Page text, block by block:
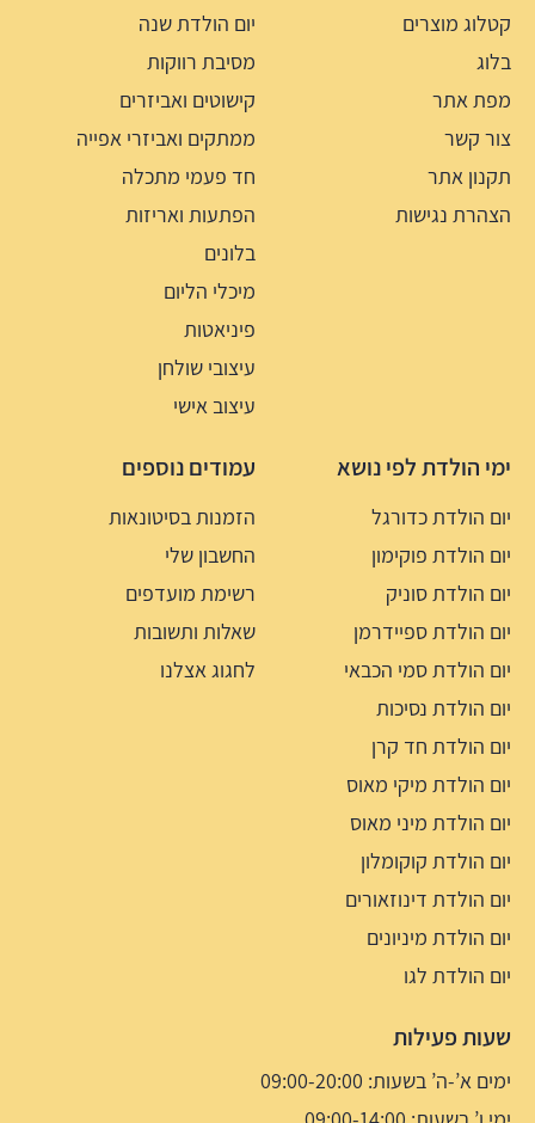
קטלוג מוצרים
בלוג
מפת אתר
צור קשר
תקנון אתר
הצהרת נגישות
יום הולדת שנה
מסיבת רווקות
קישוטים ואביזרים
ממתקים ואביזרי אפייה
חד פעמי מתכלה
הפתעות ואריזות
בלונים
מיכלי הליום
פיניאטות
עיצובי שולחן
עיצוב אישי
ימי הולדת לפי נושא
יום הולדת כדורגל
יום הולדת פוקימון
יום הולדת סוניק
יום הולדת ספיידרמן
יום הולדת סמי הכבאי
יום הולדת נסיכות
יום הולדת חד קרן
יום הולדת מיקי מאוס
יום הולדת מיני מאוס
יום הולדת קוקומלון
יום הולדת דינוזאורים
יום הולדת מיניונים
יום הולדת לגו
עמודים נוספים
הזמנות בסיטונאות
החשבון שלי
רשימת מועדפים
שאלות ותשובות
לחגוג אצלנו
שעות פעילות
ימים א’-ה’ בשעות: 09:00-20:00